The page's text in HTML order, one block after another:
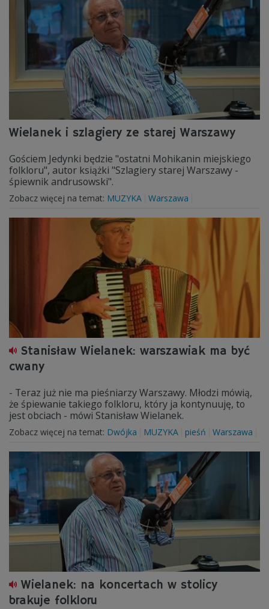
Wielanek i szlagiery ze starej Warszawy
Gościem Jedynki będzie "ostatni Mohikanin miejskiego
folkloru", autor książki "Szlagiery starej Warszawy -
śpiewnik andrusowski".
Zobacz więcej na temat: MUZYKA Warszawa
Stanisław Wielanek: warszawiak ma być
cwany
- Teraz już nie ma pieśniarzy Warszawy. Młodzi mówią,
że śpiewanie takiego folkloru, który ja kontynuuję, to
jest obciach - mówi Stanisław Wielanek.
Zobacz więcej na temat: Dwójka MUZYKA pieśń Warszawa
Wielanek: na koncertach w stolicy
brakuje folkloru